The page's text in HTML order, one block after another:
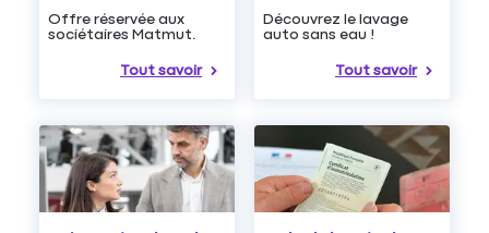
Offre réservée aux
sociétaires Matmut.
Tout savoir
Découvrez le lavage
auto sans eau !
Tout savoir